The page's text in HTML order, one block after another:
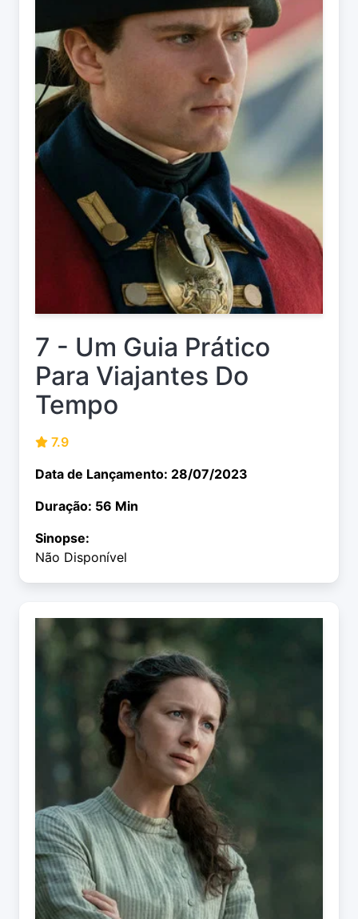
7 - Um Guia Prático
Para Viajantes Do
Tempo
7.9
Data de Lançamento: 28/07/2023
Duração: 56 Min
Sinopse:
Não Disponível